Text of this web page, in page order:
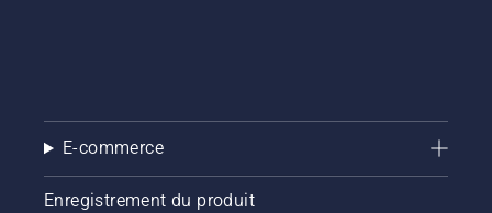
E-commerce
Enregistrement du produit